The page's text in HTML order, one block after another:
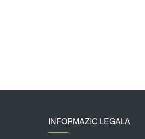
INFORMAZIO LEGALA